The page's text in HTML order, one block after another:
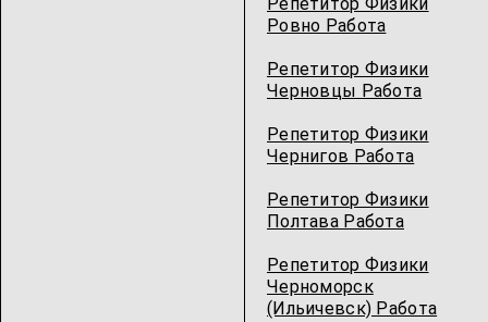
Ровно Работа
Репетитор Физики
Черновцы Работа
Репетитор Физики
Чернигов Работа
Репетитор Физики
Полтава Работа
Репетитор Физики
Черноморск
(Ильичевск) Работа